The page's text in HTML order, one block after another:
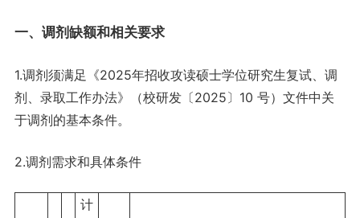
一、调剂缺额和相关要求
1.调剂须满足《2025年招收攻读硕士学位研究生复试、调
剂、录取工作办法》（校研发〔2025〕10 号）文件中关
于调剂的基本条件。
2.调剂需求和具体条件
计